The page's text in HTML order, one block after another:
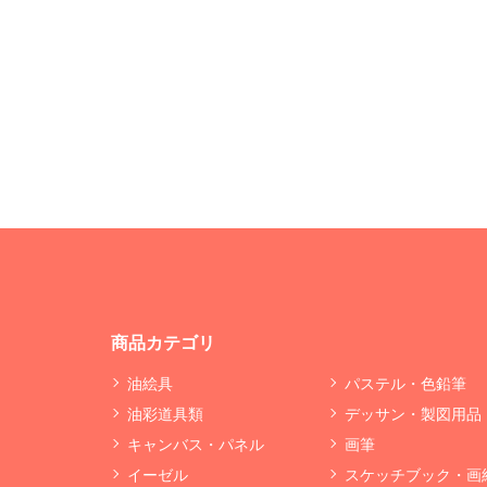
商品カテゴリ
油絵具
油彩道具類
キャンバス・パネル
イーゼル
パステル・色鉛筆
デッサン・製図用品
画筆
スケッチブック・画